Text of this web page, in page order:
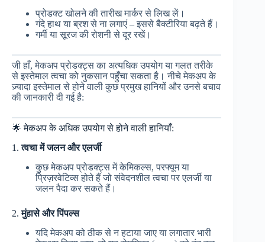
प्रोडक्ट खोलने की तारीख मार्कर से लिख लें।
गंदे हाथ या ब्रश से ना लगाएं – इससे बैक्टीरिया बढ़ते हैं।
गर्मी या सूरज की रोशनी से दूर रखें।
जी हाँ, मेकअप प्रोडक्ट्स का अत्यधिक उपयोग या गलत तरीके
से इस्तेमाल त्वचा को नुकसान पहुँचा सकता है। नीचे मेकअप के
ज़्यादा इस्तेमाल से होने वाली कुछ प्रमुख हानियों और उनसे बचाव
की जानकारी दी गई है:
🌟 मेकअप के अधिक उपयोग से होने वाली हानियाँ:
1.त्वचा में जलन और एलर्जी
कुछ मेकअप प्रोडक्ट्स में केमिकल्स, परफ्यूम या
प्रिज़रवेटिव्स होते हैं जो संवेदनशील त्वचा पर एलर्जी या
जलन पैदा कर सकते हैं।
2.मुंहासे और पिंपल्स
यदि मेकअप को ठीक से न हटाया जाए या लगातार भारी